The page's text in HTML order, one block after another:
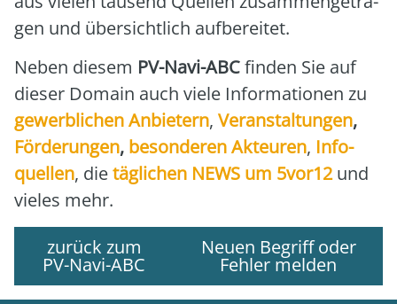
gen und über­sicht­lich auf­be­rei­tet.
Neben die­sem PV-Navi-ABCfin­den Sie auf
die­ser Domain auch vie­le Infor­ma­tio­nen zu
gewerb­li­chen Anbie­tern, Ver­an­stal­tun­gen,
För­de­run­gen, beson­de­ren Akteu­ren, Info­
quel­len, dietäg­li­chen NEWS um 5vor12und
vie­les mehr.
zurück zum
PV-Navi-ABC
Neuen Begriff oder
Fehler melden